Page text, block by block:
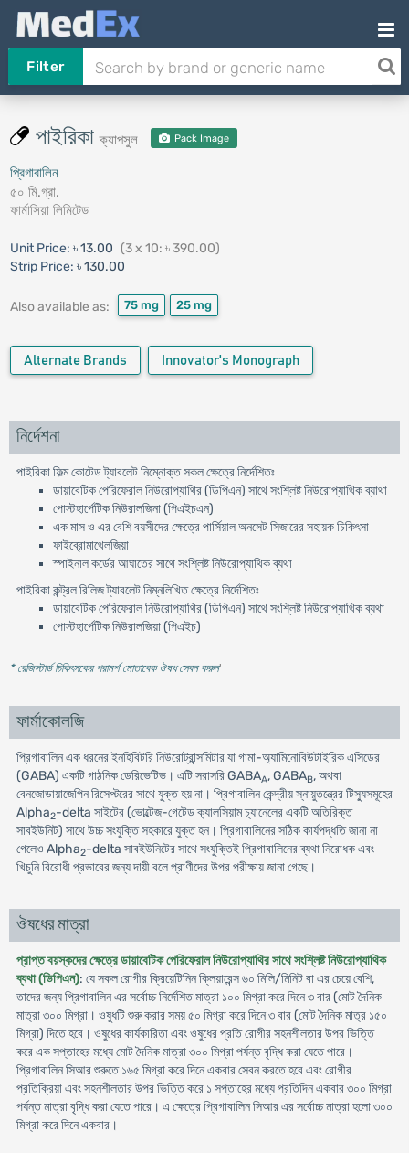
Filter
পাইরিকাক্যাপসুল Pack Image
প্রিগাবালিন
৫০ মি.গ্রা.
ফার্মাসিয়া লিমিটেড
Unit Price: ৳ 13.00 (3 x 10: ৳ 390.00)
Strip Price: ৳ 130.00
Also available as: 75 mg 25 mg
Alternate Brands Innovator's Monograph
নির্দেশনা
পাইরিকা ফিল্ম কোটেড ট্যাবলেট নিম্নোক্ত সকল ক্ষেত্রে নির্দেশিতঃ
ডায়াবেটিক পেরিফেরাল নিউরোপ্যাথির (ডিপিএন) সাথে সংশ্লিষ্ট নিউরোপ্যাথিক ব্যাথা
পোস্টহার্পেটিক নিউরালজিনা (পিএইচএন)
এক মাস ও এর বেশি বয়সীদের ক্ষেত্রে পার্সিয়াল অনসেট সিজারের সহায়ক চিকিৎসা
ফাইব্রোমাথেলজিয়া
স্পাইনাল কর্ডের আঘাতের সাথে সংশ্লিষ্ট নিউরোপ্যাথিক ব্যথা
পাইরিকা কন্ট্রল রিলিজ ট্যাবলেট নিম্নলিখিত ক্ষেত্রে নির্দেশিতঃ
ডায়াবেটিক পেরিফেরাল নিউরোপ্যাথির (ডিপিএন) সাথে সংশ্লিষ্ট নিউরোপ্যাথিক ব্যথা
পোস্টহার্পেটিক নিউরালজিয়া (পিএইচ)
* রেজিস্টার্ড চিকিৎসকের পরামর্শ মোতাবেক ঔষধ সেবন করুন'
ফার্মাকোলজি
প্রিগাবালিন এক ধরনের ইনহিবিটরি নিউরোট্রান্সমিটার যা গামা-অ্যামিনোবিউটাইরিক এসিডের
(GABA) একটি গাঠনিক ডেরিভেটিভ। এটি সরাসরি GABAA, GABAB, অথবা
বেনজোডায়াজেপিন রিসেপ্টরের সাথে যুক্ত হয় না। প্রিগাবালিন কেন্দ্রীয় স্নায়ুতন্ত্রের টিস্যুসমূহের
Alpha2-delta সাইটের (ভোল্টেজ-গেটেড ক্যালসিয়াম চ্যানেলের একটি অতিরিক্ত
সাবইউনিট) সাথে উচ্চ সংযুক্তি সহকারে যুক্ত হন। প্রিগাবালিনের সঠিক কার্যপদ্ধতি জানা না
গেলেও Alpha2-delta সাবইউনিটের সাথে সংযুক্তিই প্রিগাবালিনের ব্যথা নিরোধক এবং
খিচুনি বিরোধী প্রভাবের জন্য দায়ী বলে প্রাণীদের উপর পরীক্ষায় জানা গেছে।
ঔষধের মাত্রা
প্রাপ্ত বয়স্কদের ক্ষেত্রে ডায়াবেটিক পেরিফেরাল নিউরোপ্যাথির সাথে সংশ্লিষ্ট নিউরোপ্যাথিক
ব্যথা (ডিপিএন): যে সকল রোগীর ক্রিয়েটিনিন ক্লিয়ারেন্স ৬০ মিলি/মিনিট বা এর চেয়ে বেশি,
তাদের জন্য প্রিগাবালিন এর সর্বোচ্চ নির্দেশিত মাত্রা ১০০ মিগ্রা করে দিনে ৩ বার (মোট দৈনিক
মাত্রা ৩০০ মিগ্রা। ওষুধটি শুরু করার সময় ৫০ মিগ্রা করে দিনে ৩ বার (মোট দৈনিক মাত্র ১৫০
মিগ্রা) দিতে হবে। ওষুধের কার্যকারিতা এবং ওষুধের প্রতি রোগীর সহনশীলতার উপর ভিত্তি
করে এক সপ্তাহের মধ্যে মোট দৈনিক মাত্রা ৩০০ মিগ্রা পর্যন্ত বৃদ্ধি করা যেতে পারে।
প্রিগাবালিন সিআর শুরুতে ১৬৫ মিগ্রা করে দিনে একবার সেবন করতে হবে এবং রোগীর
প্রতিক্রিয়া এবং সহনশীলতার উপর ভিত্তি করে ১ সপ্তাহের মধ্যে প্রতিদিন একবার ৩০০ মিগ্রা
পর্যন্ত মাত্রা বৃদ্ধি করা যেতে পারে। এ ক্ষেত্রে প্রিগাবালিন সিআর এর সর্বোচ্চ মাত্রা হলো ৩০০
মিগ্রা করে দিনে একবার।